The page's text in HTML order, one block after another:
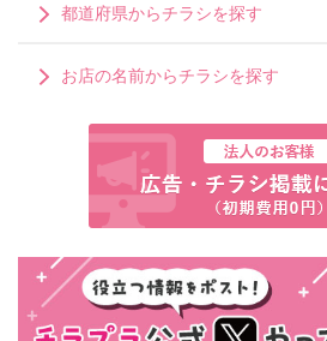
都道府県からチラシを探す
お店の名前からチラシを探す